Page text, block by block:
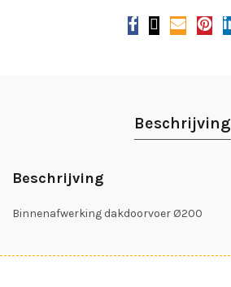
Beschrijving
Beschrijving
Binnenafwerking dakdoorvoer Ø200